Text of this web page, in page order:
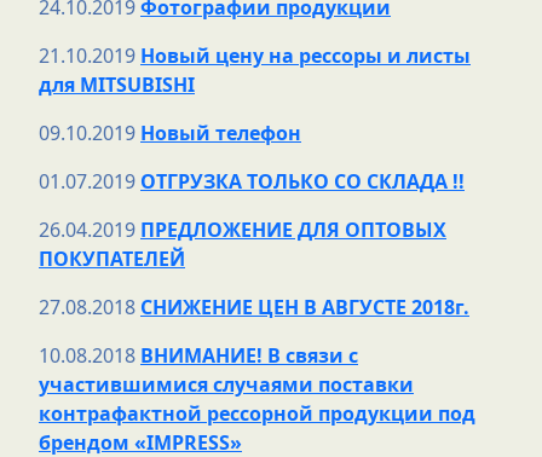
24.10.2019Фотографии продукции
21.10.2019 Новый цену на рессоры и листы
для MITSUBISHI
09.10.2019 Новый телефон
01.07.2019 ОТГРУЗКА ТОЛЬКО СО СКЛАДА !!
26.04.2019 ПРЕДЛОЖЕНИЕ ДЛЯ ОПТОВЫХ
ПОКУПАТЕЛЕЙ
27.08.2018 СНИЖЕНИЕ ЦЕН В АВГУСТЕ 2018г.
10.08.2018 ВНИМАНИЕ! В связи с
участившимися случаями поставки
контрафактной рессорной продукции под
брендом «IMPRESS»